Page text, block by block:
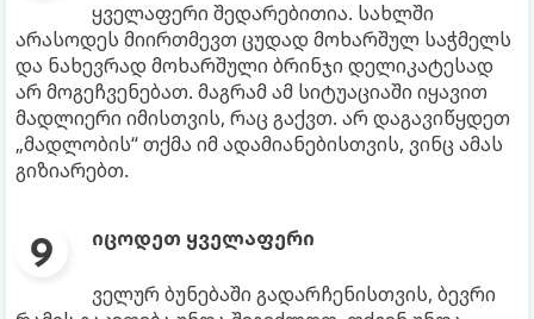
ყველაფერი შედარებითია. სახლში
არასოდეს მიირთმევთ ცუდად მოხარშულ საჭმელს
და ნახევრად მოხარშული ბრინჯი დელიკატესად
არ მოგეჩვენებათ. მაგრამ ამ სიტუაციაში იყავით
მადლიერი იმისთვის, რაც გაქვთ. არ დაგავიწყდეთ
„მადლობის“ თქმა იმ ადამიანებისთვის, ვინც ამას
გიზიარებთ.
იცოდეთ ყველაფერი
ველურ ბუნებაში გადარჩენისთვის, ბევრი